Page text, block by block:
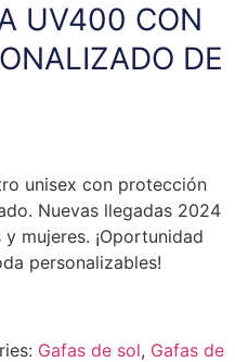
UV400 CON
DE
unisex con protección
Nuevas llegadas 2024
mujeres. ¡Oportunidad
personalizables!
Gafas de sol, Gafas de